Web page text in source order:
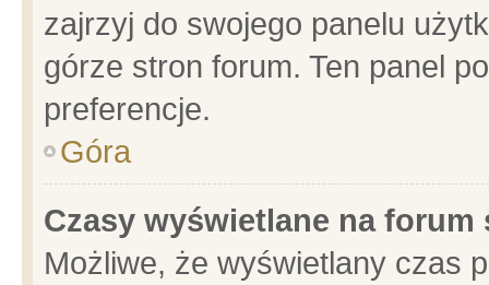
zajrzyj do swojego panelu
górze stron forum. Ten panel
preferencje.
Góra
Czasy wyświetlane na forum
Możliwe, że wyświetlany czas